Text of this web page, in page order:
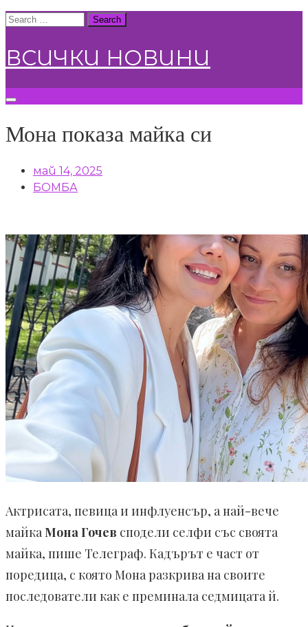
Skip
content
Search
ВСИЧКИ НОВИНИ
Мона показа майка си
май 14, 2025
БОМБА
Актрисата, певица и инфлуенсър, а най-вече
майка Мона Гочев сподели селфи със своята
майка, пише Телеграф. Кадърът е част от
поредица, с която Мона разкрива на своите
последователи как е преминала седмицата й.